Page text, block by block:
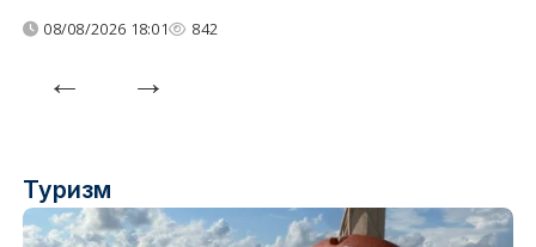
08/08/2026 18:01 842
Туризм